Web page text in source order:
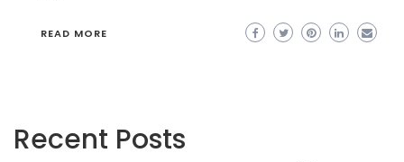
READ MORE
Recent Posts